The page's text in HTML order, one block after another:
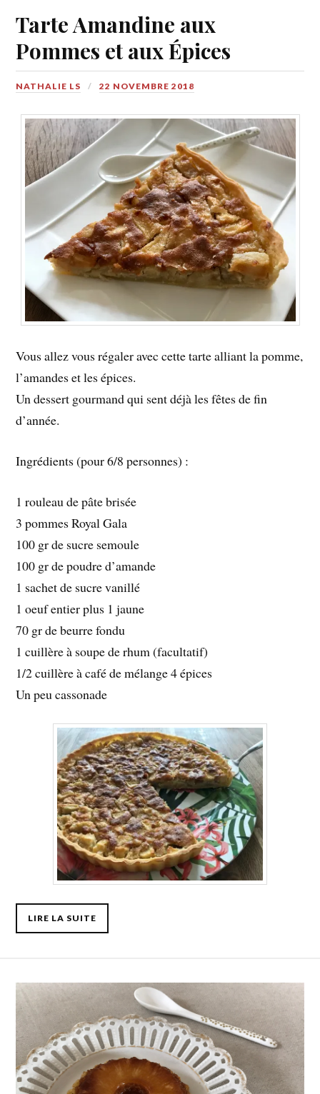
Tarte Amandine aux
Pommes et aux Épices
NATHALIE LS 22 NOVEMBRE 2018
Vous allez vous régaler avec cette tarte alliant la pomme,
l’amandes et les épices.
Un dessert gourmand qui sent déjà les fêtes de fin
d’année.
Ingrédients (pour 6/8 personnes) :
1 rouleau de pâte brisée
3 pommes Royal Gala
100 gr de sucre semoule
100 gr de poudre d’amande
1 sachet de sucre vanillé
1 oeuf entier plus 1 jaune
70 gr de beurre fondu
1 cuillère à soupe de rhum (facultatif)
1/2 cuillère à café de mélange 4 épices
Un peu cassonade
LIRE LA SUITE